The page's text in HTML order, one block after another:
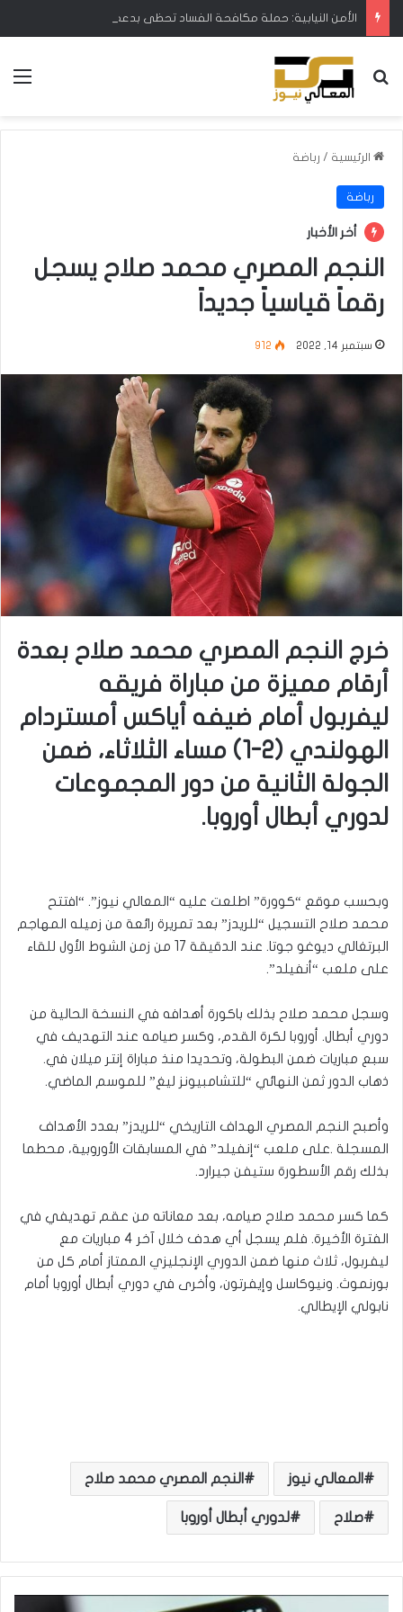
بحث عن
الرئيسية / رباضة
رباضة
أخر الأخبار
النجم المصري محمد صلاح يسجل
رقماً قياسياً جديداً
سبتمبر 14, 2022 912
خرج النجم المصري محمد صلاح بعدة
أرقام مميزة من مباراة فريقه
ليفربول أمام ضيفه أياكس أمستردام
الهولندي (2-1) مساء الثلاثاء، ضمن
الجولة الثانية من دور المجموعات
لدوري أبطال أوروبا.
وبحسب موقع “كوورة” اطلعت عليه “المعالي نيوز”. “افتتح
محمد صلاح التسجيل “للريدز” بعد تمريرة رائعة من زميله المهاجم
البرتغالي ديوغو جوتا. عند الدقيقة 17 من زمن الشوط الأول للقاء
على ملعب “أنفيلد”.
وسجل محمد صلاح بذلك باكورة أهدافه في النسخة الحالية من
دوري أبطال. أوروبا لكرة القدم، وكسر صيامه عند التهديف في
سبع مباريات ضمن البطولة، وتحديدا منذ مباراة إنتر ميلان في.
ذهاب الدور ثمن النهائي “للتشامبيونز ليغ” للموسم الماضي.
وأصبح النجم المصري الهداف التاريخي “للريدز” بعدد الأهداف
المسجلة .على ملعب “إنفيلد” في المسابقات الأوروبية، محطما
بذلك رقم الأسطورة ستيفن جيرارد.
كما كسر محمد صلاح صيامه، بعد معاناته من عقم تهديفي في
الفترة الأخيرة. فلم يسجل أي هدف خلال آخر 4 مباريات مع
ليفربول، ثلاث منها ضمن الدوري الإنجليزي الممتاز أمام كل من
بورنموث. ونيوكاسل وإيفرتون، وأخرى في دوري أبطال أوروبا أمام
نابولي الإيطالي.
المعالي نيوز النجم المصري محمد صلاح
صلاح لدوري أبطال أوروبا